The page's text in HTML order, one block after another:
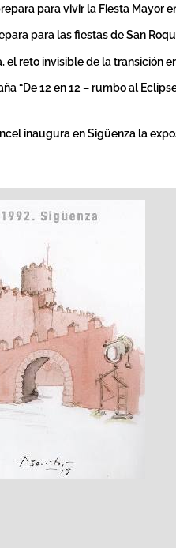
para vivir la Fiesta Mayor
para las fiestas de San
el reto invisible de la transición
“De 12 en 12 – rumbo al
inaugura en Sigüenza la